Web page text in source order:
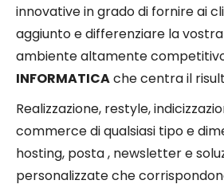
innovative in grado di fornire ai
aggiunto e differenziare la
ambiente altamente
INFORMATICAche centra il
Realizzazione, restyle,
commerce di qualsiasi tipo e
hosting, posta , newsletter e
personalizzate che